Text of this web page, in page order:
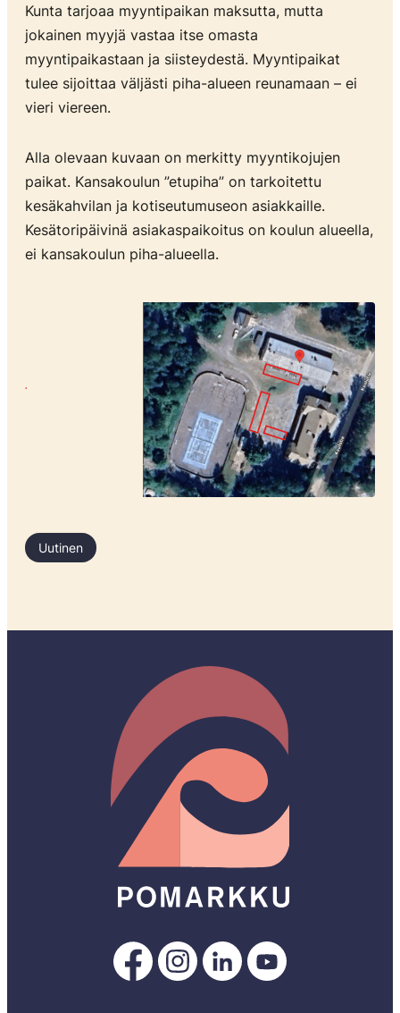
Kunta tarjoaa myyntipaikan maksutta, mutta
jokainen myyjä vastaa itse omasta
myyntipaikastaan ja siisteydestä. Myyntipaikat
tulee sijoittaa väljästi piha-alueen reunamaan – ei
vieri viereen.
Alla olevaan kuvaan on merkitty myyntikojujen
paikat. Kansakoulun ”etupiha” on tarkoitettu
kesäkahvilan ja kotiseutumuseon asiakkaille.
Kesätoripäivinä asiakaspaikoitus on koulun alueella,
ei kansakoulun piha-alueella.
Uutinen
Pomarkku
Facebookissa
Pomarkku
Instagramissa
Pomarkku
LinkedInissä